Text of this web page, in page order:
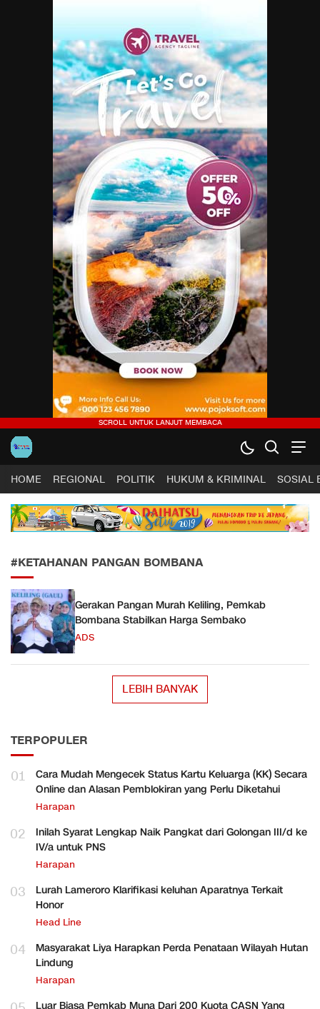
Harapan Sultra .COM |
Lugas, Tuntas dan Terpercaya
HOME REGIONAL POLITIK HUKUM & KRIMINAL SOSIAL
#KETAHANAN PANGAN BOMBANA
Gerakan Pangan Murah Keliling, Pemkab
Bombana Stabilkan Harga Sembako
ADS
LEBIH BANYAK
TERPOPULER
01
Cara Mudah Mengecek Status Kartu Keluarga (KK) Secara
Online dan Alasan Pemblokiran yang Perlu Diketahui
Harapan
02
Inilah Syarat Lengkap Naik Pangkat dari Golongan III/d ke
IV/a untuk PNS
Harapan
03
Lurah Lameroro Klarifikasi keluhan Aparatnya Terkait
Honor
Head Line
04
Masyarakat Liya Harapkan Perda Penataan Wilayah Hutan
Lindung
Harapan
Luar Biasa Pemkab Muna Dari 200 Kuota CASN Yang